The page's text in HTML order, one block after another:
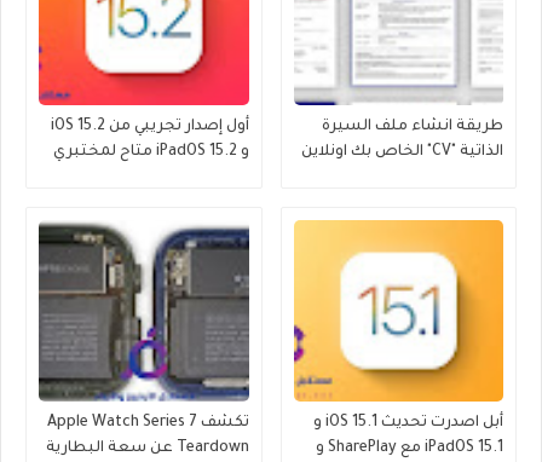
طريقة انشاء ملف السيرة
الذاتية "CV" الخاص بك اونلاين
أول إصدار تجريبي من iOS 15.2
و iPadOS 15.2 متاح لمختبري
أبل اصدرت تحديث iOS 15.1 و
iPadOS 15.1 مع SharePlay و
تكشف Apple Watch Series 7
Teardown عن سعة البطارية